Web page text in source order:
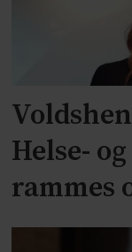
Helse-
rammes